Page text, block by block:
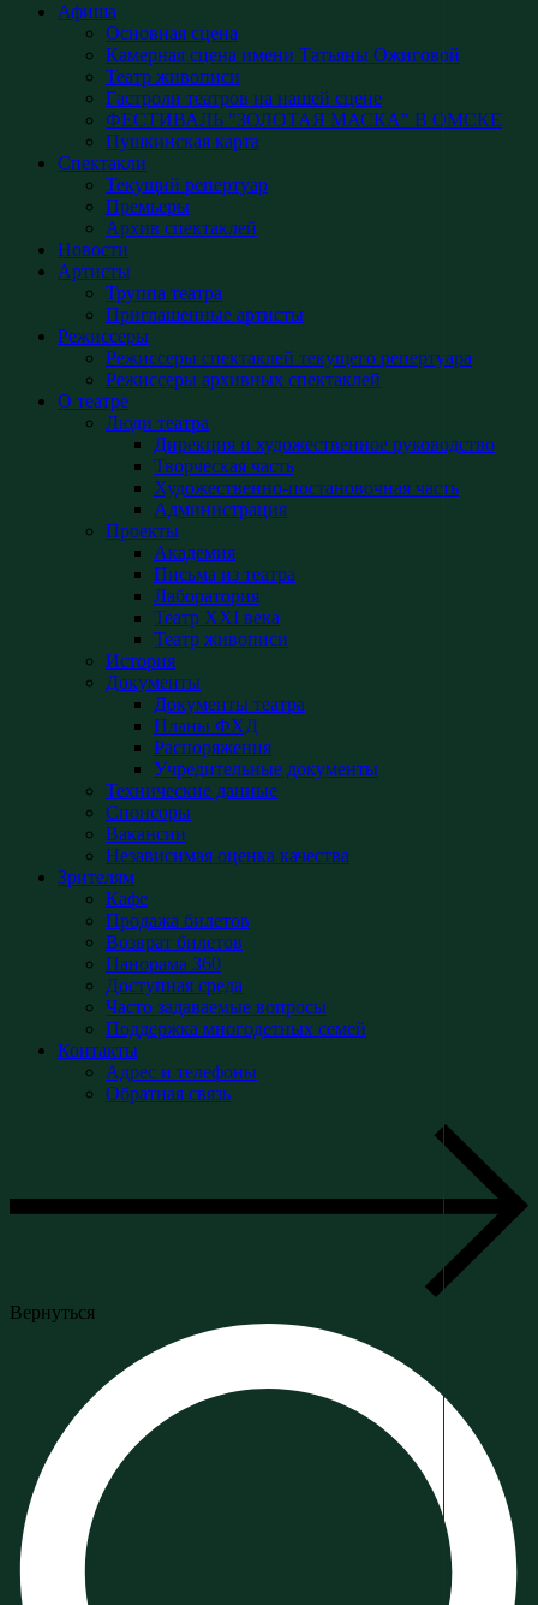
Афиша
Основная сцена
Камерная сцена имени Татьяны Ожиговой
Театр живописи
Гастроли театров на нашей сцене
ФЕСТИВАЛЬ "ЗОЛОТАЯ МАСКА" В ОМСКЕ
Пушкинская карта
Спектакли
Текущий репертуар
Премьеры
Архив спектаклей
Новости
Артисты
Труппа театра
Приглашенные артисты
Режиссеры
Режиссеры спектаклей текущего репертуара
Режиссеры архивных спектаклей
О театре
Люди театра
Дирекция и художественное руководство
Творческая часть
Художественно-постановочная часть
Администрация
Проекты
Академия
Письма из театра
Лаборатория
Театр XXI века
Театр живописи
История
Документы
Документы театра
Планы ФХД
Распоряжения
Учредительные документы
Технические данные
Спонсоры
Вакансии
Независимая оценка качества
Зрителям
Кафе
Продажа билетов
Возврат билетов
Панорама 360
Доступная среда
Часто задаваемые вопросы
Поддержка многодетных семей
Контакты
Адрес и телефоны
Обратная связь
Вернуться